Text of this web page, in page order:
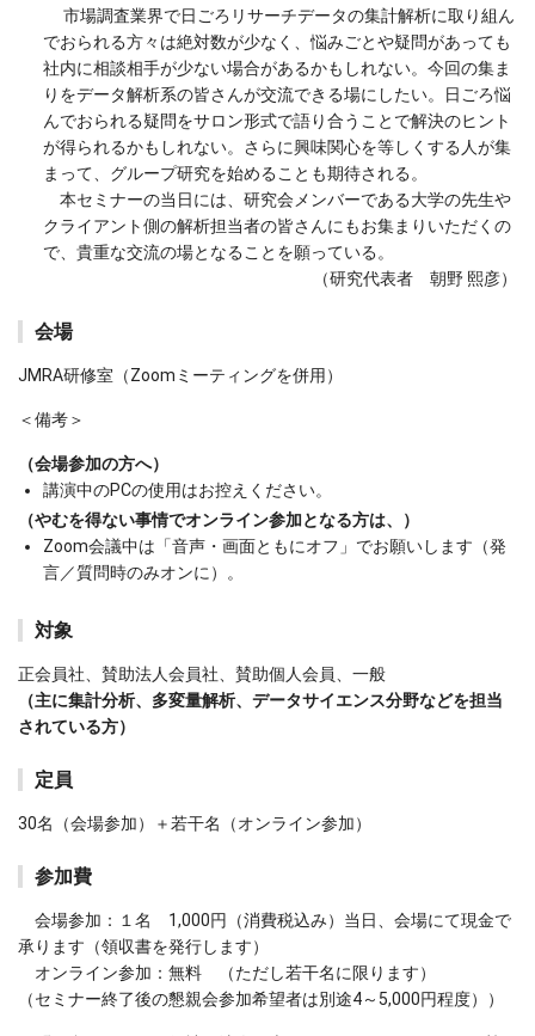
市場調査業界で日ごろリサーチデータの集計解析に取り組ん
でおられる方々は絶対数が少なく、悩みごとや疑問があっても
社内に相談相手が少ない場合があるかもしれない。今回の集ま
りをデータ解析系の皆さんが交流できる場にしたい。日ごろ悩
んでおられる疑問をサロン形式で語り合うことで解決のヒント
が得られるかもしれない。さらに興味関心を等しくする人が集
まって、グループ研究を始めることも期待される。
本セミナーの当日には、研究会メンバーである大学の先生や
クライアント側の解析担当者の皆さんにもお集まりいただくの
で、貴重な交流の場となることを願っている。
（研究代表者 朝野 熙彦）
会場
JMRA研修室（Zoomミーティングを併用）
＜備考＞
（会場参加の方へ）
講演中のPCの使用はお控えください。
（やむを得ない事情でオンライン参加となる方は、）
Zoom会議中は「音声・画面ともにオフ」でお願いします（発
言／質問時のみオンに）。
対象
正会員社、賛助法人会員社、賛助個人会員、一般
（主に集計分析、多変量解析、データサイエンス分野などを担当
されている方）
定員
30名（会場参加）＋若干名（オンライン参加）
参加費
会場参加：１名 1,000円（消費税込み）当日、会場にて現金で
承ります（領収書を発行します）
オンライン参加：無料 （ただし若干名に限ります）
（セミナー終了後の懇親会参加希望者は別途4～5,000円程度））